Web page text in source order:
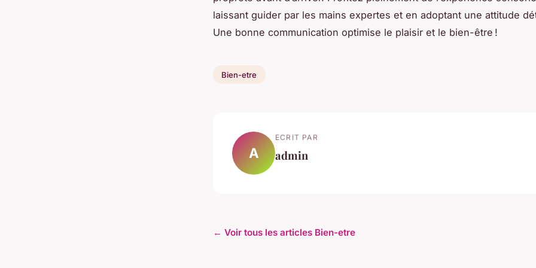
laissant guider par les mains expertes et en adoptant une attitude
Une bonne communication optimise le plaisir et le bien-être !
Bien-etre
A
ECRIT PAR
admin
← Voir tous les articles Bien-etre